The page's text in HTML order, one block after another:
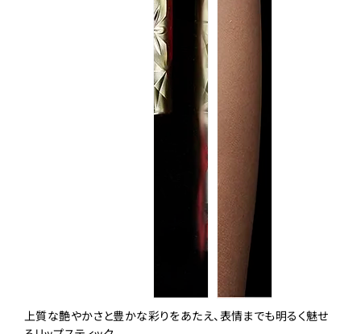
上質な艶やかさと豊かな彩りをあたえ、表情までも明るく魅せ